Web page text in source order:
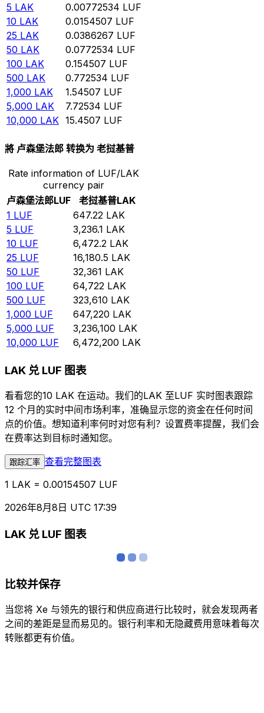
5 LAK 0.00772534 LUF
10 LAK 0.0154507 LUF
25 LAK 0.0386267 LUF
50 LAK 0.0772534 LUF
100 LAK 0.154507 LUF
500 LAK 0.772534 LUF
1,000 LAK 1.54507 LUF
5,000 LAK 7.72534 LUF
10,000 LAK 15.4507 LUF
將 卢森堡法郎 转换为 老挝基普
Rate information of LUF/LAK
currency pair
卢森堡法郎LUF 老挝基普LAK
1 LUF 647.22 LAK
5 LUF 3,236.1 LAK
10 LUF 6,472.2 LAK
25 LUF 16,180.5 LAK
50 LUF 32,361 LAK
100 LUF 64,722 LAK
500 LUF 323,610 LAK
1,000 LUF 647,220 LAK
5,000 LUF 3,236,100 LAK
10,000 LUF 6,472,200 LAK
LAK 兑 LUF 图表
看看您的10 LAK 在运动。我们的LAK 至LUF 实时图表跟踪
12 个月的实时中间市场利率，准确显示您的资金在任何时间
点的价值。想知道利率何时对您有利？设置费率提醒，我们会
在费率达到目标时通知您。
跟踪汇率 查看完整图表
1 LAK = 0.00154507 LUF
2026年8月8日 UTC 17:39
LAK 兑 LUF 图表
比较并保存
当您将 Xe 与领先的银行和供应商进行比较时，就会发现两者
之间的差距是显而易见的。银行利率和无隐藏费用意味着每次
转账都更有价值。